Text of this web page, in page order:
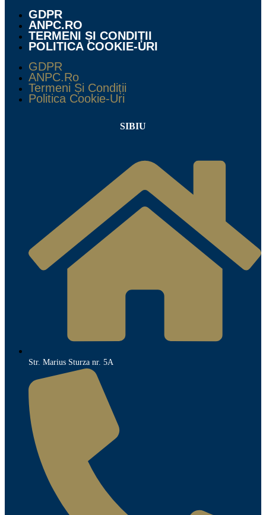
GDPR
ANPC.RO
TERMENI ȘI CONDIȚII
POLITICA COOKIE-URI
GDPR
ANPC.ro
Termeni Și Condiții
Politica Cookie-Uri
SIBIU
Str. Marius Sturza nr. 5A